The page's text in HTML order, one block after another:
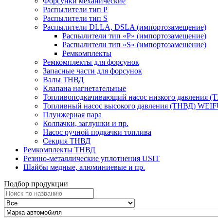
Распылители тип P
Распылители тип S
Распылители DLLA, DSLA (импортозамещение)
Распылители тип «Р» (импортозамещение)
Распылители тип «S» (импортозамещение)
Ремкомплекты
Ремкомплекты для форсунок
Запасные части для форсунок
Валы ТНВД
Клапана нагнетательные
Топливоподкачивающий насос низкого давления
Топливный насос высокого давления (ТНВД)
Плунжерная пара
Колпачки, заглушки и пр.
Насос ручной подкачки топлива
Секция ТНВД
Ремкомплекты ТНВД
Резино-металлические уплотнения USIT
Шайбы медные, алюминиевые и пр.
Подбор продукции